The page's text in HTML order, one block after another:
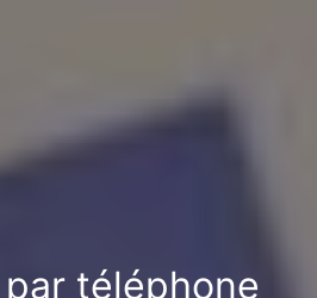
téléphone